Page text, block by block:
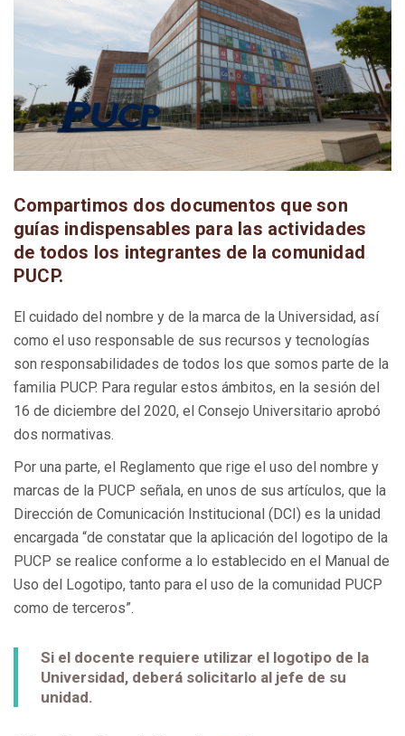
Compartimos dos documentos que son
guías indispensables para las actividades
de todos los integrantes de la comunidad
PUCP.
El cuidado del nombre y de la marca de la Universidad, así
como el uso responsable de sus recursos y tecnologías
son responsabilidades de todos los que somos parte de la
familia PUCP. Para regular estos ámbitos, en la sesión del
16 de diciembre del 2020, el Consejo Universitario aprobó
dos normativas.
Por una parte, el Reglamento que rige el uso del nombre y
marcas de la PUCP señala, en unos de sus artículos, que la
Dirección de Comunicación Institucional (DCI) es la unidad
encargada “de constatar que la aplicación del logotipo de la
PUCP se realice conforme a lo establecido en el Manual de
Uso del Logotipo, tanto para el uso de la comunidad PUCP
como de terceros”.
Si el docente requiere utilizar el logotipo de la
Universidad, deberá solicitarlo al jefe de su
unidad.